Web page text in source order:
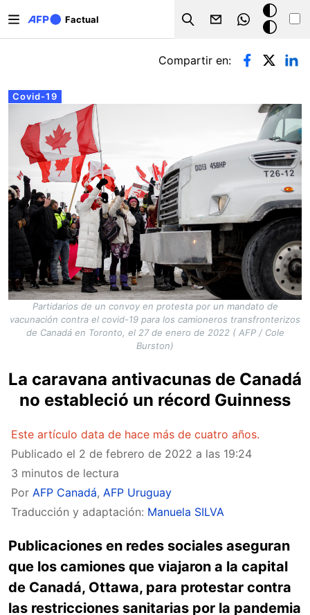
Factual
Search
Modo
oscuro
Solapas principales
Covid-19
Compartir en:
Partidarios de un convoy en protesta por un mandato de
vacunación contra el covid-19 para los camioneros transfronterizos
de Canadá en Toronto, el 27 de enero de 2022 ( AFP / Cole
Burston)
La caravana antivacunas de Canadá
no estableció un récord Guinness
Este artículo data de hace más de cuatro años.
Publicado el 2 de febrero de 2022 a las 19:24
3 minutos de lectura
Por AFP Canadá, AFP Uruguay
Traducción y adaptación: Manuela SILVA
Publicaciones en redes sociales aseguran
que los camiones que viajaron a la capital
de Canadá, Ottawa, para protestar contra
las restricciones sanitarias por la pandemia